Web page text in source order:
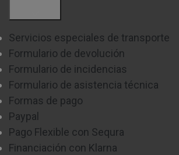
Servicios especiales de transporte
Formulario de devolución
Formulario de incidencias
Formulario de asistencia técnica
Formas de pago
Paypal
Pago Flexible con Sequra
Financiación con Klarna